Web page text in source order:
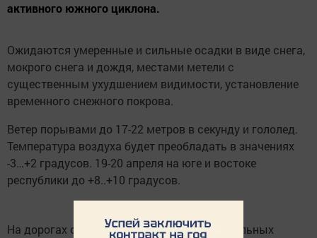
активного южного циклона.
Ожидаются умеренные и сильные осадки в виде снега,
мокрого снега и дождя, местами метели с
существенным ухудшением видимости, установление
временного снежного покрова.
Ветер порывами до 17-22 метров в секунду и гололед.
Температура воздуха будет преобладать в значениях
-3…+2 градусов. 19-20 апреля на юге и востоке
республики до +8..+10 градусов.
На дорогах ожидается гололедица, на отдельных